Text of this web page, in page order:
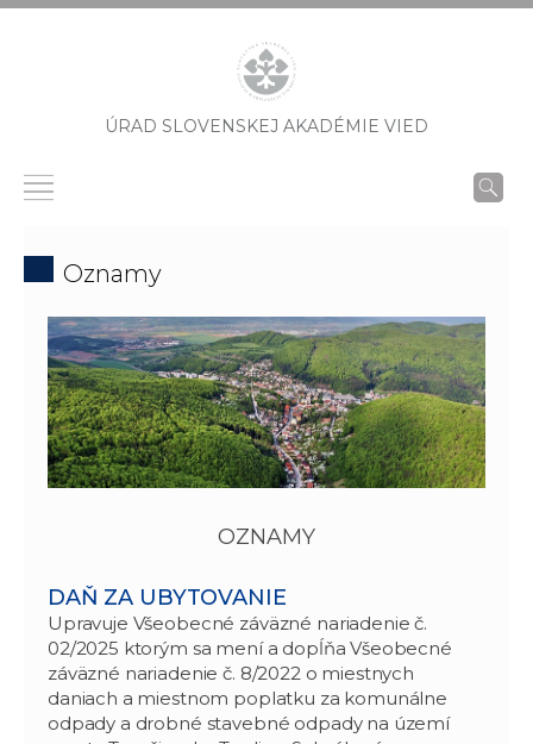
ÚRAD SLOVENSKEJ AKADÉMIE VIED
Oznamy
OZNAMY
DAŇ ZA UBYTOVANIE
Upravuje Všeobecné záväzné nariadenie č.
02/2025 ktorým sa mení a dopĺňa Všeobecné
záväzné nariadenie č. 8/2022 o miestnych
daniach a miestnom poplatku za komunálne
odpady a drobné stavebné odpady na území